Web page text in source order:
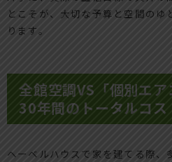
とこそが、大切な予算と空間の
ります。
全館空調VS「個別エア
30年間のトータルコ
ヘーベルハウスで家を建てる際、